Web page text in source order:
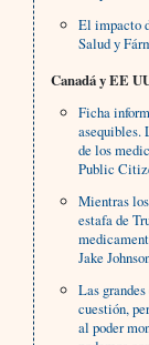
El impacto
Salud y
Canadá y EE
Ficha
asequibles.
de los
Public
Mientras
estafa de
Jake
Las
cuestión,
al poder